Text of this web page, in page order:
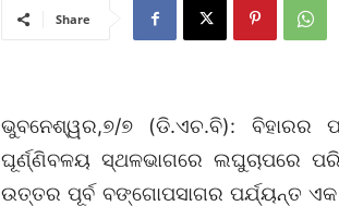
Share
ଭୁବନେଶ୍ୱର,୭/୭ (ଡି.ଏଚ.ବି):
ଘୂର୍ଣ୍ଣିବଳୟ ସ୍ଥଳଭାଗରେ ଲଘୁଚାପରେ
ଉତ୍ତର ପୂର୍ବ ବଙ୍ଗୋପସାଗର ପର୍ଯ୍ୟନ୍ତ ଏକ